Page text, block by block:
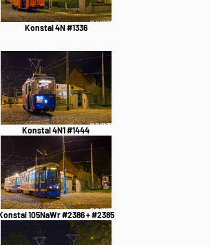
Konstal 4N #1336
Konstal 4N1 #1444
105NaWr #2386 + #2385